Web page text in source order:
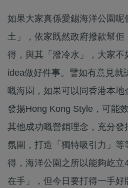
如果大家真係愛錫海洋公園呢
土」，依家既然政府撥款幫佢
得，與其「潑冷水」，大家
idea做好件事。譬如有意見就
嘅海園，如果可以同香港本地
發揚Hong Kong Style，可能
其他成功嘅營銷理念，充分發
氛圍，打造「獨特吸引力」
得，海洋公園之所以能夠屹立
在手」，但今日要打得一手好